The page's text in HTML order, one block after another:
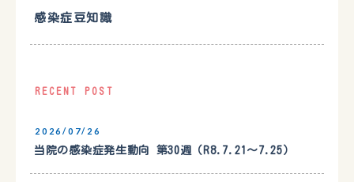
感染症豆知識
RECENT POST
2026/07/26
当院の感染症発生動向 第30週（R8.7.21〜7.25）